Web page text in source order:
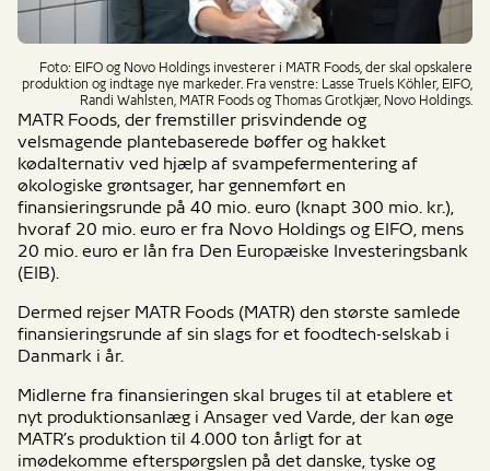
Foto: EIFO og Novo Holdings investerer i MATR Foods, der skal opskalere
produktion og indtage nye markeder. Fra venstre: Lasse Truels Köhler, EIFO,
Randi Wahlsten, MATR Foods og Thomas Grotkjær, Novo Holdings.
MATR Foods, der fremstiller prisvindende og
velsmagende plantebaserede bøffer og hakket
kødalternativ ved hjælp af svampefermentering af
økologiske grøntsager, har gennemført en
finansieringsrunde på 40 mio. euro (knapt 300 mio. kr.),
hvoraf 20 mio. euro er fra Novo Holdings og EIFO, mens
20 mio. euro er lån fra Den Europæiske Investeringsbank
(EIB).
Dermed rejser MATR Foods (MATR) den største samlede
finansieringsrunde af sin slags for et foodtech-selskab i
Danmark i år.
Midlerne fra finansieringen skal bruges til at etablere et
nyt produktionsanlæg i Ansager ved Varde, der kan øge
MATR’s produktion til 4.000 ton årligt for at
imødekomme efterspørgslen på det danske, tyske og